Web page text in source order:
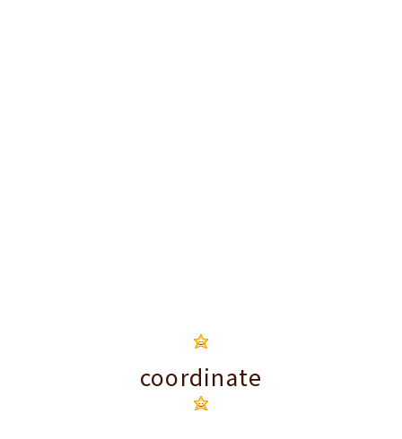
coordinate